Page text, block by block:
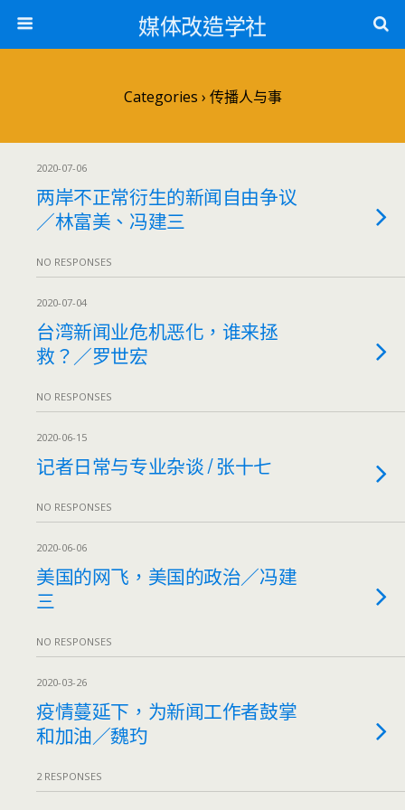
媒体改造学社
Categories › 传播人与事
2020-07-06
两岸不正常衍生的新闻自由争议
／林富美、冯建三
NO RESPONSES
2020-07-04
台湾新闻业危机恶化，谁来拯
救？／罗世宏
NO RESPONSES
2020-06-15
记者日常与专业杂谈 / 张十七
NO RESPONSES
2020-06-06
美国的网飞，美国的政治／冯建
三
NO RESPONSES
2020-03-26
疫情蔓延下，为新闻工作者鼓掌
和加油／魏玓
2 RESPONSES